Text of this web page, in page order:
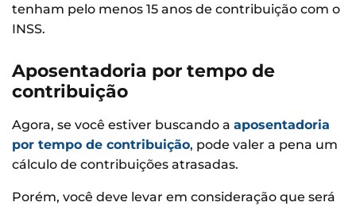
tenham pelo menos 15 anos de contribuição com o
INSS.
Aposentadoria por tempo de
contribuição
Agora, se você estiver buscando a aposentadoria
por tempo de contribuição, pode valer a pena um
cálculo de contribuições atrasadas.
Porém, você deve levar em consideração que será